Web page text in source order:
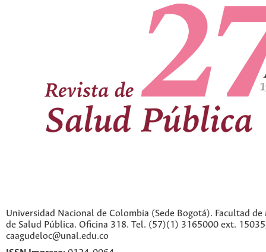
Universidad Nacional de Colombia (Sede Bogotá). Facultad
de Salud Pública. Oficina 318. Tel. (57)(1) 3165000 ext.
caagudeloc@unal.edu.co